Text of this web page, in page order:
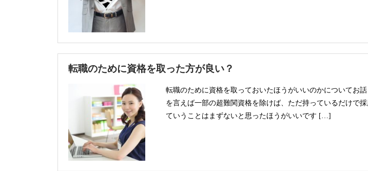
転職のために資格を取った方が良い？
転職のために資格を取っておいたほうがいいのかについてお
を言えば一部の超難関資格を除けば、ただ持っているだけで
ていうことはまずないと思ったほうがいいです […]